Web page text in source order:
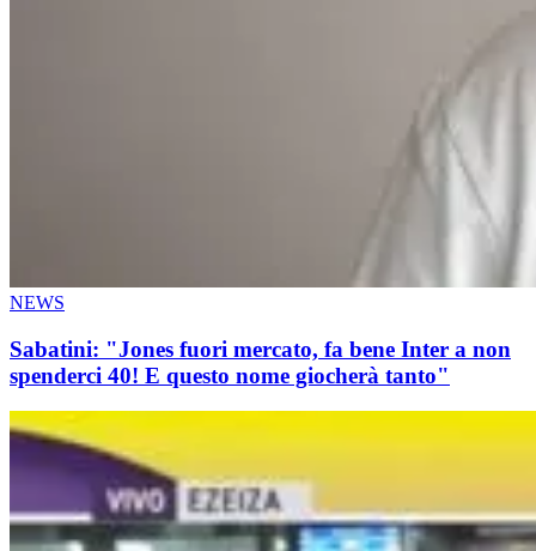
NEWS
Sabatini: "Jones fuori mercato, fa bene Inter a non
spenderci 40! E questo nome giocherà tanto"